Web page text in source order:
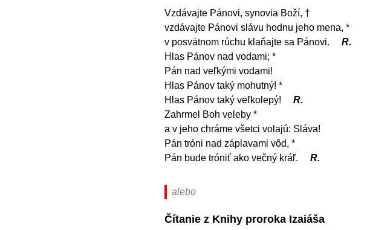
Vzdávajte Pánovi, synovia Boží, †
vzdávajte Pánovi slávu hodnu jeho mena, *
v posvätnom rúchu klaňajte sa Pánovi.
R.
Hlas Pánov nad vodami; *
Pán nad veľkými vodami!
Hlas Pánov taký mohutný! *
Hlas Pánov taký veľkolepý!
R.
Zahrmel Boh veleby *
a v jeho chráme všetci volajú: Sláva!
Pán tróni nad záplavami vôd, *
Pán bude tróniť ako večný kráľ.
R.
alebo
Čítanie z Knihy proroka Izaiáša